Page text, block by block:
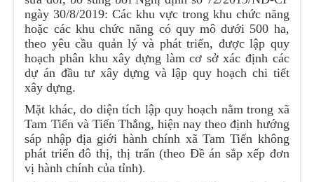
ngày 30/8/2019: Các khu vực trong khu chức năng
hoặc các khu chức năng có quy mô dưới 500 ha,
theo yêu cầu quản lý và phát triển, được lập quy
hoạch phân khu xây dựng làm cơ sở xác định các
dự án đầu tư xây dựng và lập quy hoạch chi tiết
xây dựng.
Mặt khác, do diện tích lập quy hoạch nằm trong xã
Tam Tiến và Tiến Thắng, hiện nay theo định hướng
sáp nhập địa giới hành chính xã Tam Tiến không
phát triển đô thị, thị trấn (theo Đề án sắp xếp đơn
vị hành chính của tỉnh).